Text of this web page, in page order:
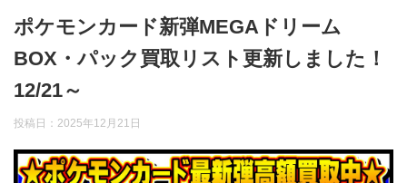
ポケモンカード新弾MEGAドリーム
BOX・パック買取リスト更新しました！
12/21～
投稿日： 2025年12月21日